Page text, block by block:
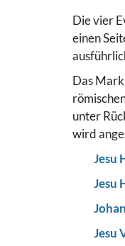
Die vier
einen
Das
unter
wird
Jesu
Jesu
Jesu